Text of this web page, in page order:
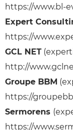
https://www.bl-
Expert
https://
GCL NET
http://
Groupe BBM
https://
Sermorens
https://